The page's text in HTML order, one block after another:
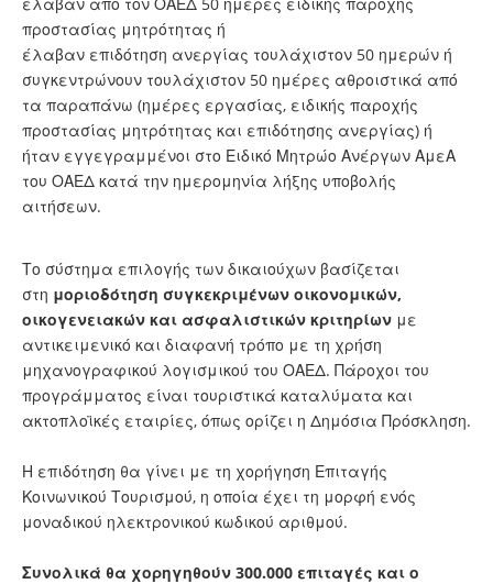
προστασίας μητρότητας ή
έλαβαν επιδότηση ανεργίας τουλάχιστον 50 ημερών ή
συγκεντρώνουν τουλάχιστον 50 ημέρες αθροιστικά από
τα παραπάνω (ημέρες εργασίας, ειδικής παροχής
προστασίας μητρότητας και επιδότησης ανεργίας) ή
ήταν εγγεγραμμένοι στο Ειδικό Μητρώο Ανέργων ΑμεΑ
του ΟΑΕΔ κατά την ημερομηνία λήξης υποβολής
αιτήσεων.
Το σύστημα επιλογής των δικαιούχων βασίζεται
στη μοριοδότηση συγκεκριμένων οικονομικών,
οικογενειακών και ασφαλιστικών κριτηρίων με
αντικειμενικό και διαφανή τρόπο με τη χρήση
μηχανογραφικού λογισμικού του ΟΑΕΔ. Πάροχοι του
προγράμματος είναι τουριστικά καταλύματα και
ακτοπλοϊκές εταιρίες, όπως ορίζει η Δημόσια Πρόσκληση.
Η επιδότηση θα γίνει με τη χορήγηση Επιταγής
Κοινωνικού Τουρισμού, η οποία έχει τη μορφή ενός
μοναδικού ηλεκτρονικού κωδικού αριθμού.
Συνολικά θα χορηγηθούν 300.000 επιταγές και ο